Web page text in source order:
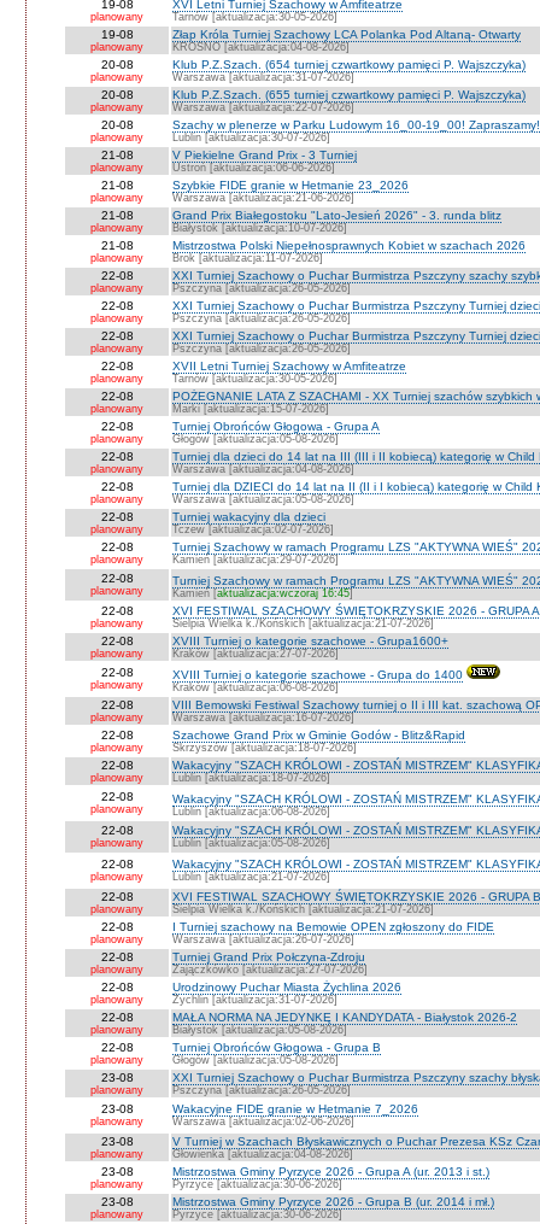
19-08
planowany
XVI Letni Turniej Szachowy w Amfiteatrze
Tarnów [aktualizacja:30-05-2026]
19-08
planowany
Złap Króla Turniej Szachowy LCA Polanka Pod Altaną- Otwarty
KROSNO [aktualizacja:04-08-2026]
20-08
planowany
Klub P.Z.Szach. (654 turniej czwartkowy pamięci P. Wajszczyka)
Warszawa [aktualizacja:31-07-2026]
20-08
planowany
Klub P.Z.Szach. (655 turniej czwartkowy pamięci P. Wajszczyka)
Warszawa [aktualizacja:22-07-2026]
20-08
planowany
Szachy w plenerze w Parku Ludowym 16_00-19_00! Zapraszamy!
Lublin [aktualizacja:30-07-2026]
21-08
planowany
V Piekielne Grand Prix - 3 Turniej
Ustroń [aktualizacja:06-06-2026]
21-08
planowany
Szybkie FIDE granie w Hetmanie 23_2026
Warszawa [aktualizacja:21-06-2026]
21-08
planowany
Grand Prix Białegostoku "Lato-Jesień 2026" - 3. runda blitz
Białystok [aktualizacja:10-07-2026]
21-08
planowany
Mistrzostwa Polski Niepełnosprawnych Kobiet w szachach 2026
Brok [aktualizacja:11-07-2026]
22-08
planowany
XXI Turniej Szachowy o Puchar Burmistrza Pszczyny szachy
Pszczyna [aktualizacja:26-05-2026]
22-08
planowany
XXI Turniej Szachowy o Puchar Burmistrza Pszczyny Turniej
Pszczyna [aktualizacja:26-05-2026]
22-08
planowany
XXI Turniej Szachowy o Puchar Burmistrza Pszczyny Turniej
Pszczyna [aktualizacja:26-05-2026]
22-08
planowany
XVII Letni Turniej Szachowy w Amfiteatrze
Tarnów [aktualizacja:30-05-2026]
22-08
planowany
POŻEGNANIE LATA Z SZACHAMI - XX Turniej szachów szybkich
Marki [aktualizacja:15-07-2026]
22-08
planowany
Turniej Obrońców Głogowa - Grupa A
Głogów [aktualizacja:05-08-2026]
22-08
planowany
Turniej dla dzieci do 14 lat na III (III i II kobiecą) kategorię w Child
Warszawa [aktualizacja:04-08-2026]
22-08
planowany
Turniej dla DZIECI do 14 lat na II (II i I kobiecą) kategorię w Child
Warszawa [aktualizacja:05-08-2026]
22-08
planowany
Turniej wakacyjny dla dzieci
Tczew [aktualizacja:02-07-2026]
22-08
planowany
Turniej Szachowy w ramach Programu LZS "AKTYWNA WIEŚ"
Kamień [aktualizacja:29-07-2026]
22-08
planowany
Turniej Szachowy w ramach Programu LZS "AKTYWNA WIEŚ"
Kamień [aktualizacja:wczoraj 16:45]
22-08
planowany
XVI FESTIWAL SZACHOWY ŚWIĘTOKRZYSKIE 2026 - GRUPA
Sielpia Wielka k./Końskich [aktualizacja:21-07-2026]
22-08
planowany
XVIII Turniej o kategorie szachowe - Grupa1600+
Kraków [aktualizacja:27-07-2026]
22-08
planowany
XVIII Turniej o kategorie szachowe - Grupa do 1400
Kraków [aktualizacja:06-08-2026]
22-08
planowany
VIII Bemowski Festiwal Szachowy turniej o II i III kat. szachową
Warszawa [aktualizacja:16-07-2026]
22-08
planowany
Szachowe Grand Prix w Gminie Godów - Blitz&Rapid
Skrzyszów [aktualizacja:18-07-2026]
22-08
planowany
Wakacyjny "SZACH KRÓLOWI - ZOSTAŃ MISTRZEM"
Lublin [aktualizacja:18-07-2026]
22-08
planowany
Wakacyjny "SZACH KRÓLOWI - ZOSTAŃ MISTRZEM"
Lublin [aktualizacja:06-08-2026]
22-08
planowany
Wakacyjny "SZACH KRÓLOWI - ZOSTAŃ MISTRZEM"
Lublin [aktualizacja:05-08-2026]
22-08
planowany
Wakacyjny "SZACH KRÓLOWI - ZOSTAŃ MISTRZEM"
Lublin [aktualizacja:21-07-2026]
22-08
planowany
XVI FESTIWAL SZACHOWY ŚWIĘTOKRZYSKIE 2026 - GRUPA B
Sielpia Wielka k./Końskich [aktualizacja:21-07-2026]
22-08
planowany
I Turniej szachowy na Bemowie OPEN zgłoszony do FIDE
Warszawa [aktualizacja:26-07-2026]
22-08
planowany
Turniej Grand Prix Połczyna-Zdroju
Zajączkówko [aktualizacja:27-07-2026]
22-08
planowany
Urodzinowy Puchar Miasta Żychlina 2026
Żychlin [aktualizacja:31-07-2026]
22-08
planowany
MAŁA NORMA NA JEDYNKĘ I KANDYDATA - Białystok 2026-2
Białystok [aktualizacja:05-08-2026]
22-08
planowany
Turniej Obrońców Głogowa - Grupa B
Głogów [aktualizacja:05-08-2026]
23-08
planowany
XXI Turniej Szachowy o Puchar Burmistrza Pszczyny szachy
Pszczyna [aktualizacja:26-05-2026]
23-08
planowany
Wakacyjne FIDE granie w Hetmanie 7_2026
Warszawa [aktualizacja:02-06-2026]
23-08
planowany
V Turniej w Szachach Błyskawicznych o Puchar Prezesa KSz
Głowienka [aktualizacja:04-08-2026]
23-08
planowany
Mistrzostwa Gminy Pyrzyce 2026 - Grupa A (ur. 2013 i st.)
Pyrzyce [aktualizacja:30-06-2026]
23-08
planowany
Mistrzostwa Gminy Pyrzyce 2026 - Grupa B (ur. 2014 i mł.)
Pyrzyce [aktualizacja:30-06-2026]